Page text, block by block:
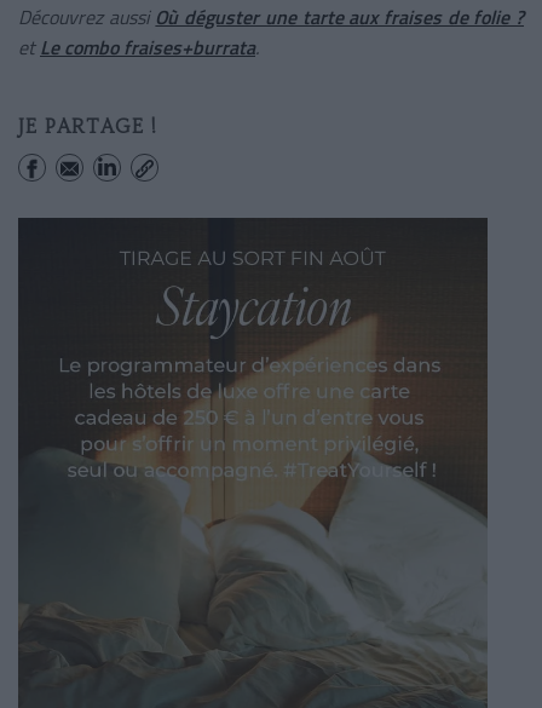
Découvrez aussi Où déguster une tarte aux fraises de folie ?
etLe combo fraises+burrata.
JE PARTAGE !